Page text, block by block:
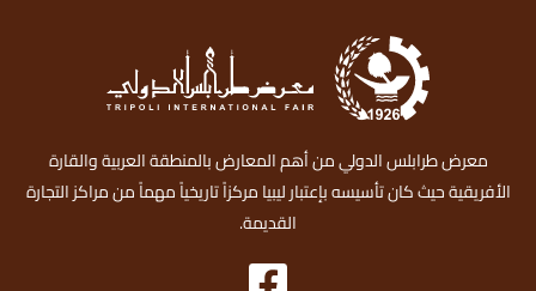
معرض طرابلس الدولي من أهم المعارض بالمنطقة العربية والقارة
الأفريقية حيث كان تأسيسه بإعتبار ليبيا مركزاً تاريخياً مهماً من مراكز التجارة
القديمة.